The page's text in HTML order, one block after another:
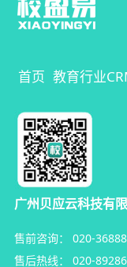
首页 教育行业
广州贝应云科技有
售前咨询： 020-
售后热线：
020-